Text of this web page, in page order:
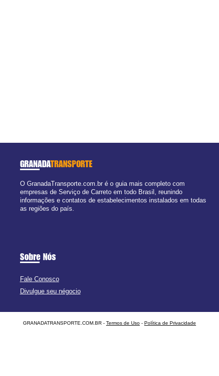
GRANADATRANSPORTE
O GranadaTransporte.com.br é o guia mais completo com
empresas de Serviço de Carreto em todo Brasil, reunindo
informações e contatos de estabelecimentos instalados em todas
as regiões do país.
Sobre Nós
Fale Conosco
Divulgue seu négocio
GRANADATRANSPORTE.COM.BR - Termos de Uso - Política de Privacidade